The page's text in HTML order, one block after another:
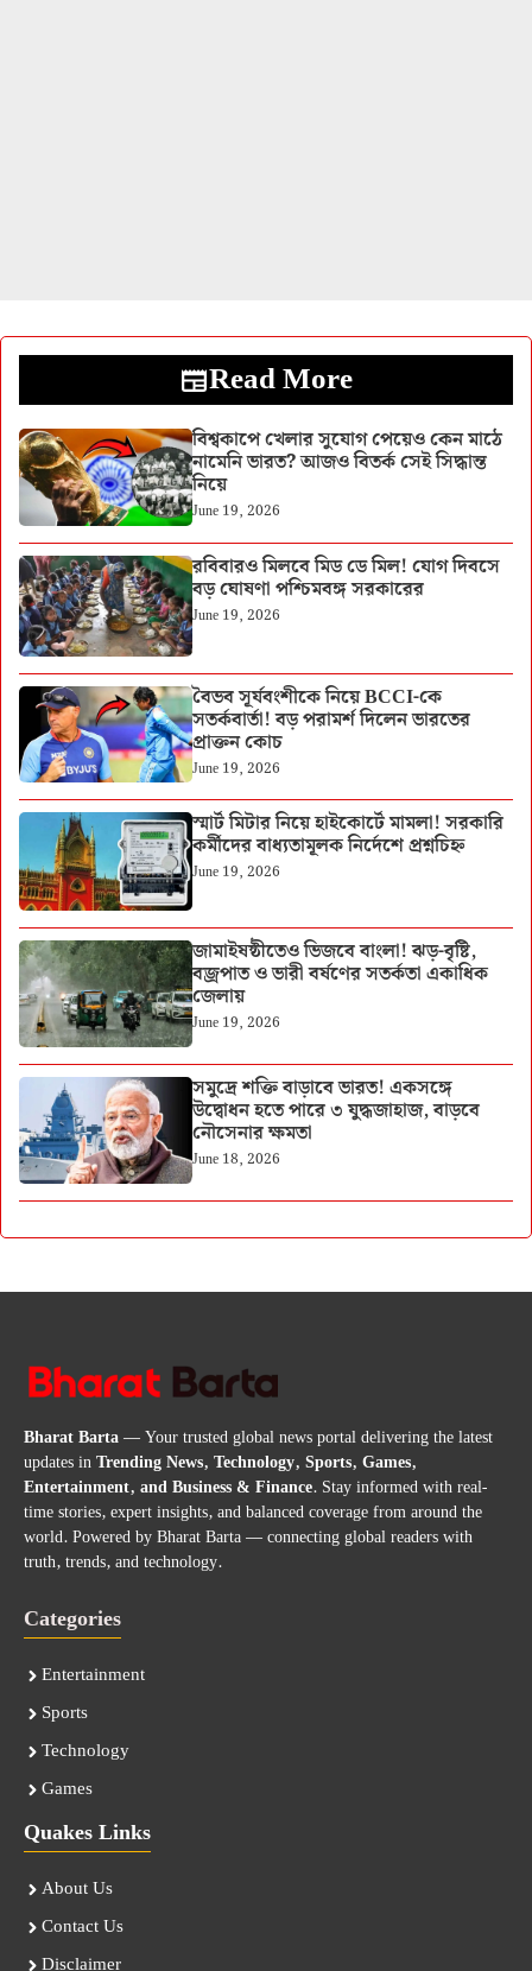
Read More
বিশ্বকাপে খেলার সুযোগ পেয়েও কেন মাঠে
নামেনি ভারত? আজও বিতর্ক সেই সিদ্ধান্ত
নিয়ে
June 19, 2026
রবিবারও মিলবে মিড ডে মিল! যোগ দিবসে
বড় ঘোষণা পশ্চিমবঙ্গ সরকারের
June 19, 2026
বৈভব সূর্যবংশীকে নিয়ে BCCI-কে
সতর্কবার্তা! বড় পরামর্শ দিলেন ভারতের
প্রাক্তন কোচ
June 19, 2026
স্মার্ট মিটার নিয়ে হাইকোর্টে মামলা! সরকারি
কর্মীদের বাধ্যতামূলক নির্দেশে প্রশ্নচিহ্ন
June 19, 2026
জামাইষষ্ঠীতেও ভিজবে বাংলা! ঝড়-বৃষ্টি,
বজ্রপাত ও ভারী বর্ষণের সতর্কতা একাধিক
জেলায়
June 19, 2026
সমুদ্রে শক্তি বাড়াবে ভারত! একসঙ্গে
উদ্বোধন হতে পারে ৩ যুদ্ধজাহাজ, বাড়বে
নৌসেনার ক্ষমতা
June 18, 2026
Bharat Barta— Your trusted global news portal delivering the latest
updates inTrending News, Technology, Sports, Games,
Entertainment, and Business & Finance. Stay informed with real-
time stories, expert insights, and balanced coverage from around the
world. Powered by Bharat Barta — connecting global readers with
truth, trends, and technology.
Categories
Entertainment
Sports
Technology
Games
Quakes Links
About Us
Contact Us